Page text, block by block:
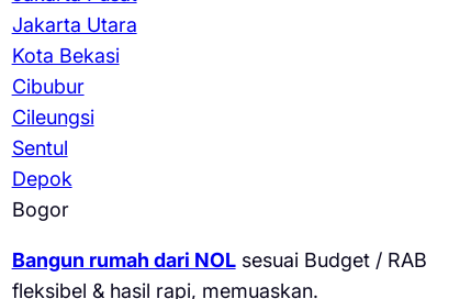
Jakarta Utara
Kota Bekasi
Cibubur
Cileungsi
Sentul
Depok
Bogor
Bangun rumah dari NOLsesuai Budget / RAB
fleksibel & hasil rapi, memuaskan.